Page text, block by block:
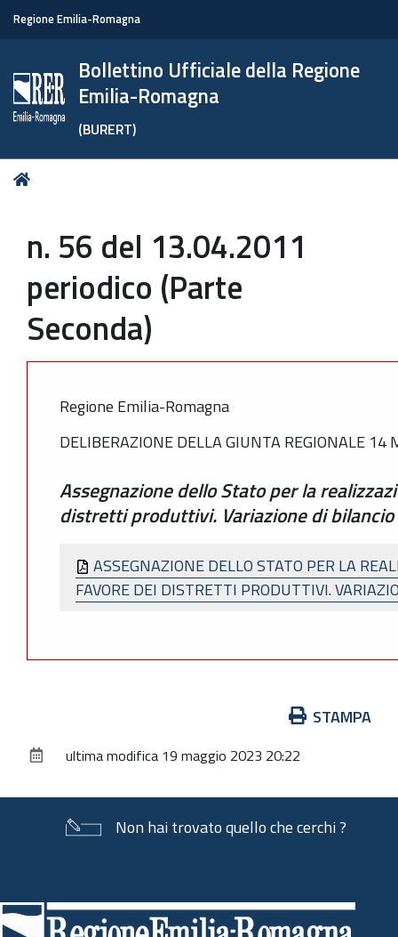
Regione Emilia-Romagna
Bollettino Ufficiale della Regione
Emilia-Romagna
(BURERT)
Tu
n. 56 del 13.04.2011
periodico (Parte
Seconda)
Regione Emilia-Romagna
DELIBERAZIONE DELLA GIUNTA REGIONALE
Assegnazione dello Stato per la
distretti produttivi. Variazione di bilancio
ASSEGNAZIONE DELLO STATO PER LA
FAVORE DEI DISTRETTI PRODUTTIVI.
documento
STAMPA
ultima modifica 19 maggio 2023 20:22
Non hai trovato quello che cerchi ?
di